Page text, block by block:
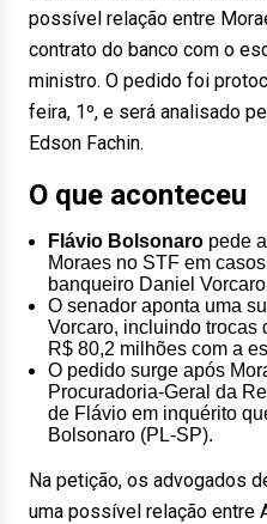
possível relação entre
contrato do banco com o
ministro. O pedido foi
feira, 1º, e será analisado
Edson Fachin.
O que aconteceu
Flávio Bolsonaro pede
Moraes no STF em
banqueiro Daniel
O senador aponta uma
Vorcaro, incluindo trocas
R$ 80,2 milhões com a
O pedido surge após
Procuradoria-Geral da
de Flávio em inquérito
Bolsonaro (PL-SP).
Na petição, os advogados
uma possível relação entre